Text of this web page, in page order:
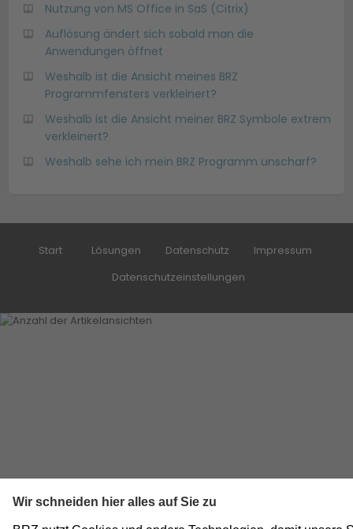
Nutzung von MS Office in SaS (Citrix)
Auflösung ändert sich sobald man die
Anwendungen öffnet
Weshalb ist die Ansicht meines BRZ
Programmfensters verkleinert?
Weshalb ist die Ansicht meiner BRZ Symbole extrem
verkleinert?
Weshalb sehe ich mein BRZ Programm unscharf?
Start Lösungen Datenschutz
Impressum
Datenschutzeinstellungen